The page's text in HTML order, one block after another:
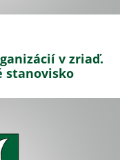
v zriaď.
stanovisko